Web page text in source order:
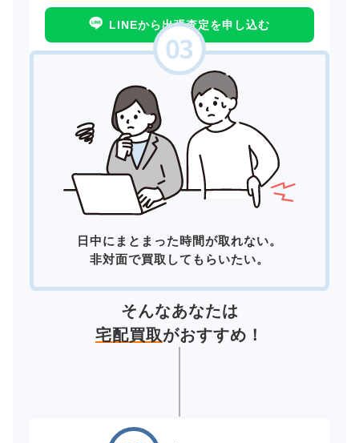
LINEから出張査定を申し込む
日中にまとまった時間が取れない。
非対面で買取してもらいたい。
そんなあなたは
宅配買取がおすすめ！